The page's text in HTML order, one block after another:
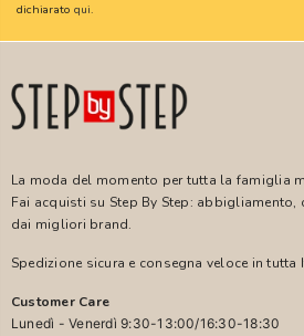
dichiarato qui.
La moda del momento per tutta la famiglia
Fai acquisti su Step By Step: abbigliamento,
dai migliori brand.
Spedizione sicura e consegna veloce in tutta
Customer Care
Lunedì - Venerdì 9:30-13:00/16:30-18:30